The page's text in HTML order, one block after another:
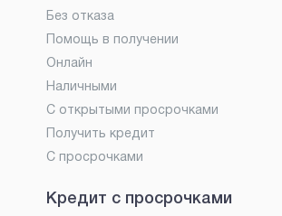
Без отказа
Помощь в получении
Онлайн
Наличными
С открытыми просрочками
Получить кредит
С просрочками
Кредит с просрочками